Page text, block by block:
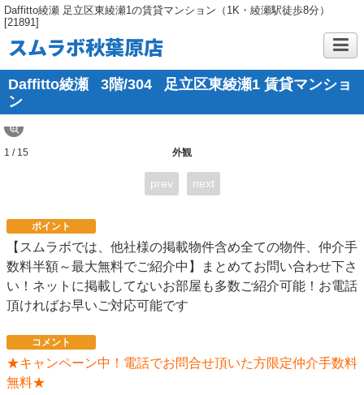
Daffitto綾瀬 足立区東綾瀬1の賃貸マンション（1K・綾瀬駅徒歩8分）
[21891]
スムラボ秋葉原店
Daffitto綾瀬 3階/304
足立区東綾瀬1 賃貸マンショ
ン
外観
1 / 15
prev next
ポイント
【スムラボでは、他社様の掲載物件含め全ての物件、仲介手
数料半額～最大無料でご紹介中】まとめてお問い合わせ下さ
い！ネットに掲載してないお部屋も多数ご紹介可能！お電話
頂ければお早いご対応可能です
コメント
★キャンペーン中！電話でお問合せ頂いた方限定仲介手数料
無料★